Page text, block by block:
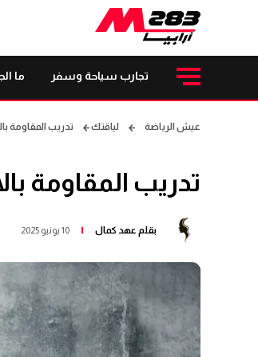
تجارب سياحة وسفر ما
عيش الرياضة لياقتك تدريب المقاومة
تدريب المقاومة
بقلم عهد كمال 10 يونيو 2025